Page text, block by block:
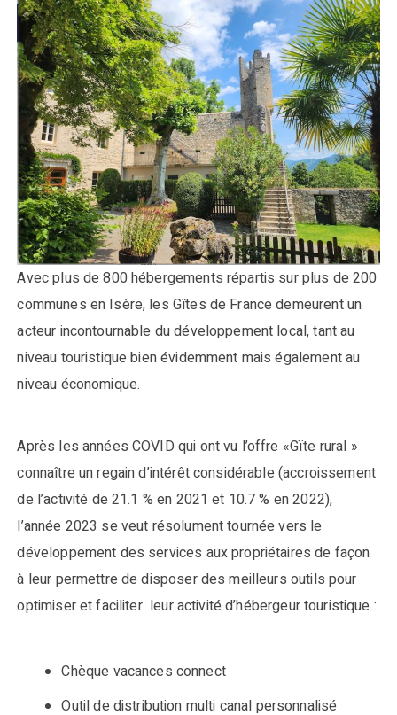
Avec plus de 800 hébergements répartis sur plus de 200
communes en Isère, les Gîtes de France demeurent un
acteur incontournable du développement local, tant au
niveau touristique bien évidemment mais également au
niveau économique.
Après les années COVID qui ont vu l’offre «Gïte rural »
connaître un regain d’intérêt considérable (accroissement
de l’activité de 21.1 % en 2021 et 10.7 % en 2022),
l’année 2023 se veut résolument tournée vers le
développement des services aux propriétaires de façon
à leur permettre de disposer des meilleurs outils pour
optimiser et faciliter leur activité d’hébergeur touristique :
Chèque vacances connect
Outil de distribution multi canal personnalisé